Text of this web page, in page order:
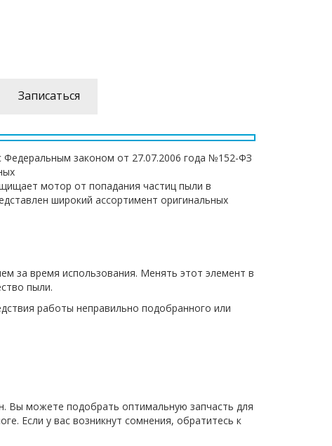
Федеральным законом от 27.07.2006 года №152-ФЗ
мотор от попадания частиц пыли в
широкий ассортимент оригинальных
за время использования. Менять этот элемент в
пыли.
работы неправильно подобранного или
Вы можете подобрать оптимальную запчасть для
Если у вас возникнут сомнения, обратитесь к